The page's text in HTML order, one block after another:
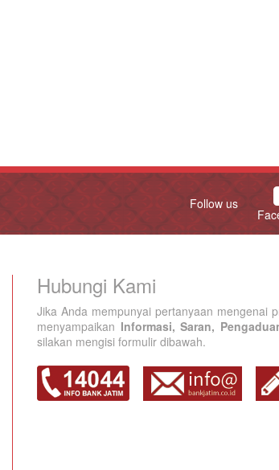
Follow us
Hubungi Kami
Jika Anda mempunyai pertanyaan mengenai
menyampaikan Informasi, Saran,
silakan mengisi formulir dibawah.